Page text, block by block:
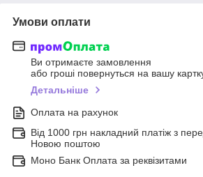
Умови оплати
Ви отримаєте замовлення
або гроші повернуться на вашу
Детальніше
Оплата на рахунок
Від 1000 грн накладний платіж з
Новою поштою
Моно Банк Оплата за реквізитами